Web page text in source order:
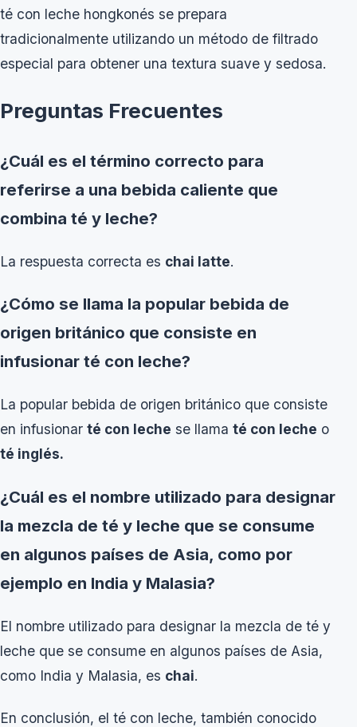
té con leche hongkonés se prepara
tradicionalmente utilizando un método de filtrado
especial para obtener una textura suave y sedosa.
Preguntas Frecuentes
¿Cuál es el término correcto para
referirse a una bebida caliente que
combina té y leche?
La respuesta correcta es chai latte.
¿Cómo se llama la popular bebida de
origen británico que consiste en
infusionar té con leche?
La popular bebida de origen británico que consiste
en infusionar té con leche se llama té con leche o
té inglés.
¿Cuál es el nombre utilizado para designar
la mezcla de té y leche que se consume
en algunos países de Asia, como por
ejemplo en India y Malasia?
El nombre utilizado para designar la mezcla de té y
leche que se consume en algunos países de Asia,
como India y Malasia, es chai.
En conclusión, el té con leche, también conocido